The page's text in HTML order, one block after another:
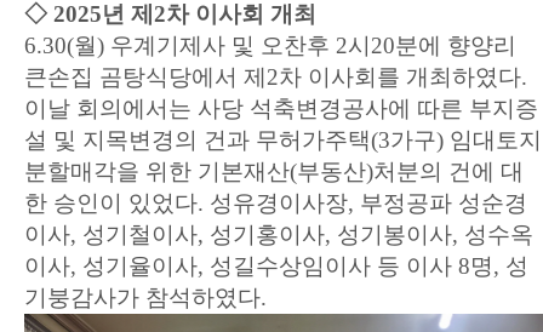
◇ 2025년 제2차 이사회 개최
6.30(월) 우계기제사 및 오찬후 2시20분에 향양리
큰손집 곰탕식당에서 제2차 이사회를 개최하였다.
이날 회의에서는 사당 석축변경공사에 따른 부지증
설 및 지목변경의 건과 무허가주택(3가구) 임대토지
분할매각을 위한 기본재산(부동산)처분의 건에 대
한 승인이 있었다. 성유경이사장, 부정공파 성순경
이사, 성기철이사, 성기홍이사, 성기봉이사, 성수옥
이사, 성기율이사, 성길수상임이사 등 이사 8명, 성
기붕감사가 참석하였다.